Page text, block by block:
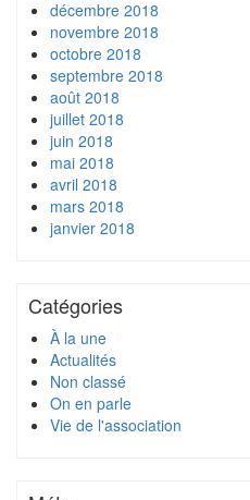
décembre 2018
novembre 2018
octobre 2018
septembre 2018
août 2018
juillet 2018
juin 2018
mai 2018
avril 2018
mars 2018
janvier 2018
Catégories
À la une
Actualités
Non classé
On en parle
Vie de l'association